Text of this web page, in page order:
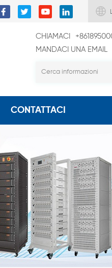
CHIAMACI
MANDACI UNA EMAIL
CONTATTACI